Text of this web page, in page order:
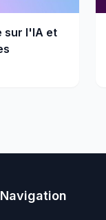
sur l'IA et
Navigation